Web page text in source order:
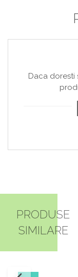
Daca doresti
PRODUSE
SIMILARE